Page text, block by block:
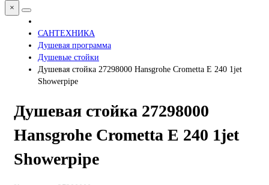
×
САНТЕХНИКА
Душевая программа
Душевые стойки
Душевая стойка 27298000 Hansgrohe Crometta E 240 1jet
Showerpipe
Душевая стойка 27298000
Hansgrohe Crometta E 240 1jet
Showerpipe